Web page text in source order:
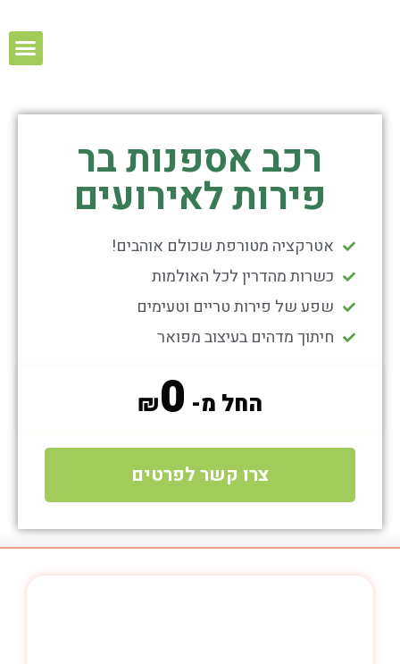
רכב אספנות בר
פירות לאירועים
אטרקציה מטורפת שכולם אוהבים!
כשרות מהדרין לכל האולמות​
שפע של פירות טריים וטעימים
חיתוך מדהים בעיצוב מפואר
החל מ- 0
₪
צרו קשר לפרטים